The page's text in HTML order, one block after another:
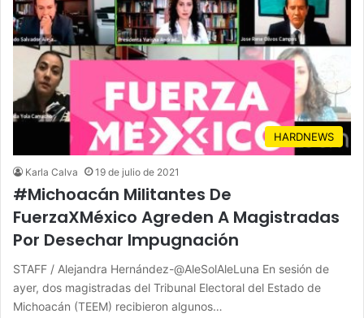
HARDNEWS
Karla Calva 19 de julio de 2021
#Michoacán Militantes De
FuerzaXMéxico Agreden A Magistradas
Por Desechar Impugnación
STAFF / Alejandra Hernández-@AleSolAleLuna En sesión de
ayer, dos magistradas del Tribunal Electoral del Estado de
Michoacán (TEEM) recibieron algunos…